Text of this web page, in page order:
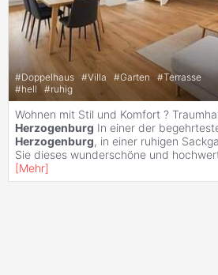
#Doppelhaus #Villa #Garten #Terrasse
#hell #ruhig
Wohnen mit Stil und Komfort ?
Herzogenburg In einer der
Herzogenburg, in einer ruhigen
Sie dieses wunderschöne und
[Mehr]